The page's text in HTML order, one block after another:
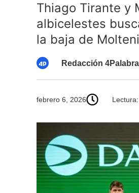
Thiago Tirante y
albicelestes
la baja de
Redacción
febrero 6, 2026